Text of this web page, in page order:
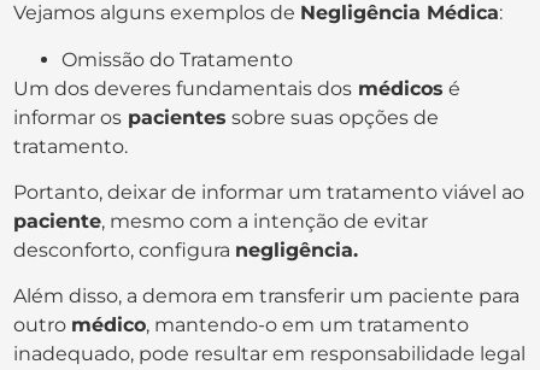
Vejamos alguns exemplos de Negligência Médica:
Omissão do Tratamento
Um dos deveres fundamentais dos médicos é
informar os pacientes sobre suas opções de
tratamento.
Portanto, deixar de informar um tratamento viável ao
paciente, mesmo com a intenção de evitar
desconforto, configura negligência.
Além disso, a demora em transferir um paciente para
outro médico, mantendo-o em um tratamento
inadequado, pode resultar em responsabilidade legal